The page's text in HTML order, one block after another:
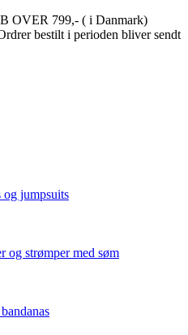
OVER 799,- ( i Danmark)
bestilt i perioden bliver sendt
og jumpsuits
og strømper med søm